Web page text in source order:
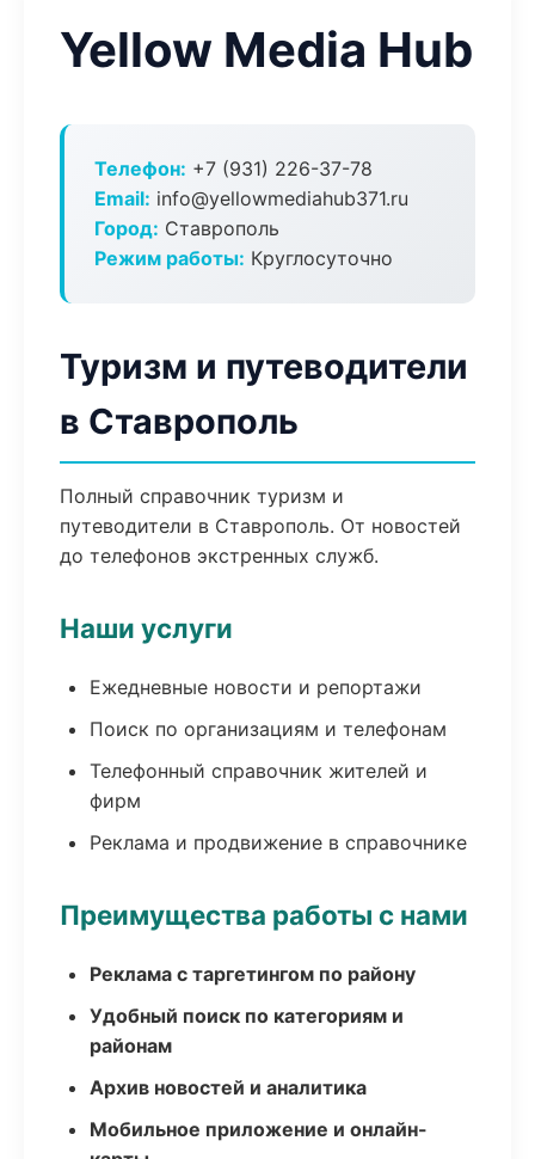
Yellow Media Hub
Телефон: +7 (931) 226-37-78
Email: info@yellowmediahub371.ru
Город: Ставрополь
Режим работы: Круглосуточно
Туризм и путеводители
в Ставрополь
Полный справочник туризм и
путеводители в Ставрополь. От новостей
до телефонов экстренных служб.
Наши услуги
Ежедневные новости и репортажи
Поиск по организациям и телефонам
Телефонный справочник жителей и
фирм
Реклама и продвижение в справочнике
Преимущества работы с нами
Реклама с таргетингом по району
Удобный поиск по категориям и
районам
Архив новостей и аналитика
Мобильное приложение и онлайн-